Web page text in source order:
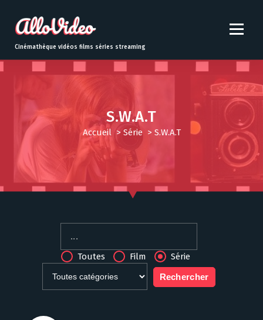
t
o
Cinémathèque vidéos films séries streaming
S.W.A.T
Accueil> Série> S.W.A.T
Toutes Film Série